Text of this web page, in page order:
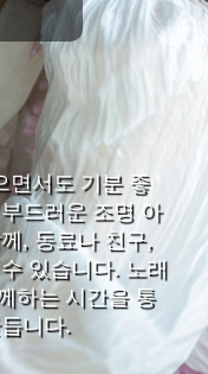
면서도 기분 좋
드러운 조명 아
, 동료나 친구,
있습니다. 노래
하는 시간을 통
니다.